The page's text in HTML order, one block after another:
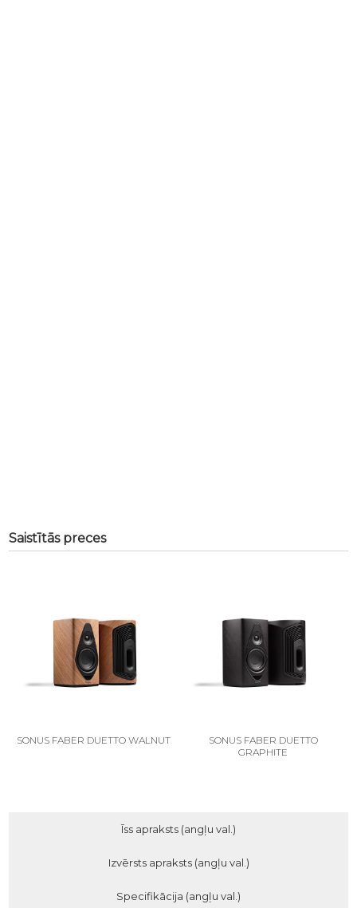
Saistītās preces
SONUS FABER DUETTO WALNUT
SONUS FABER DUETTO
GRAPHITE
Īss apraksts (angļu val.)
Izvērsts apraksts (angļu val.)
Specifikācija (angļu val.)